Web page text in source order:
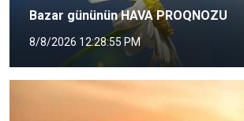
Bazar gününün HAVA PROQNOZU
8/8/2026 12:28:55 PM